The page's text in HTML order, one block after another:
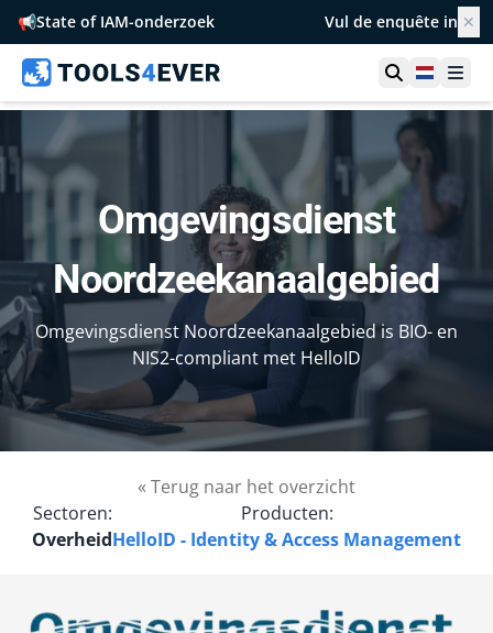
📢State of IAM-onderzoek Vul de enquête in ✕
Toon zoek
Omgevingsdienst
Noordzeekanaalgebied
Omgevingsdienst Noordzeekanaalgebied is BIO- en
NIS2-compliant met HelloID
« Terug naar het overzicht
Sectoren:
Overheid
Producten:
HelloID - Identity & Access Management